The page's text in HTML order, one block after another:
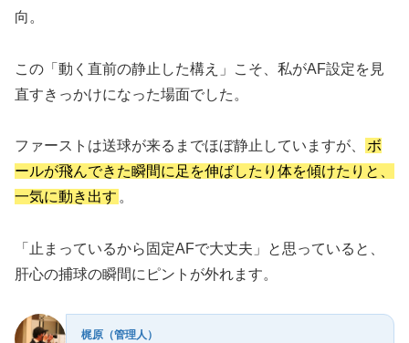
向。
この「動く直前の静止した構え」こそ、私がAF設定を見
直すきっかけになった場面でした。
ファーストは送球が来るまでほぼ静止していますが、
ボ
ールが飛んできた瞬間に足を伸ばしたり体を傾けたりと、
一気に動き出す 。
「止まっているから固定AFで大丈夫」と思っていると、
肝心の捕球の瞬間にピントが外れます。
梶原（管理人）